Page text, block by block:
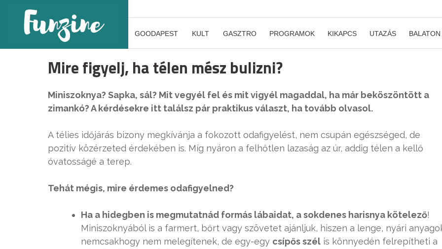
GOODAPEST KULT GASZTRO PROGRAMOK KIKAPCS UTAZÁS BALATON
Mire figyelj, ha télen mész bulizni?
Miniszoknya? Sapka, sál? Mit vegyél fel és mit vigyél magaddal, ha már beköszöntött a
zimankó? A kérdésekre itt találsz pár praktikus választ, ha tovább olvasol.
A télies időjárás bizony megkívánja a fokozott odafigyelést, nem csupán egészséged, de
pozitív közérzeted érdekében is. Míg nyáron a felhőtlen lazaság az úr, addig télen a kellő
óvatosságé a terep.
Tehát mégis, mire érdemes odafigyelned?
Ha a hidegben is megmutatnád formás lábaidat, a sokdenes harisnya kötelező!
Miniszoknyából is a farmert, bőrt vagy szövetet ajánljuk, hiszen a lenge, nyári
nemcsakhogy nem melegítenek, de egy-egy csípős szél is könnyedén felrepítheti a